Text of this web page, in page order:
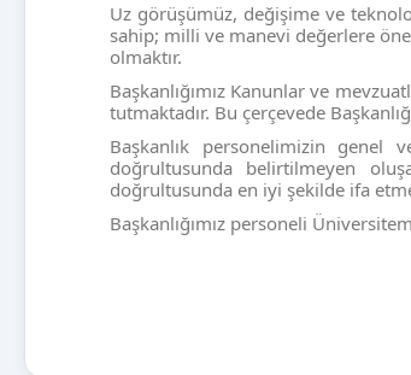
Uz görüşümüz, değişime ve
sahip; milli ve manevi değerlere
olmaktır.
Başkanlığımız Kanunlar ve
tutmaktadır. Bu çerçevede
Başkanlık personelimizin
doğrultusunda belirtilmeyen
doğrultusunda en iyi şekilde ifa
Başkanlığımız personeli